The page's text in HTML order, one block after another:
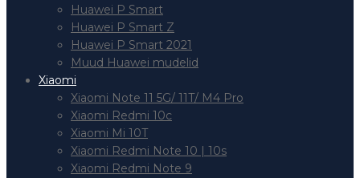
Huawei P Smart
Huawei P Smart Z
Huawei P Smart 2021
Muud Huawei mudelid
Xiaomi
Xiaomi Note 11 5G/ 11T/ M4 Pro
Xiaomi Redmi 10c
Xiaomi Mi 10T
Xiaomi Redmi Note 10 | 10s
Xiaomi Redmi Note 9